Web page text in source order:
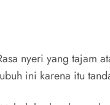
nyeri yang tajam
ini karena itu